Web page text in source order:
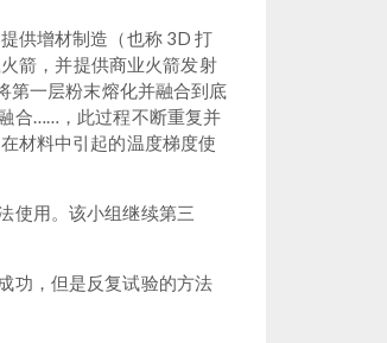
供增材制造（也称 3D 打
箭，并提供商业火箭发射
第一层粉末熔化并融合到底
合……，此过程不断重复并
材料中引起的温度梯度使
使用。该小组继续第三
功，但是反复试验的方法